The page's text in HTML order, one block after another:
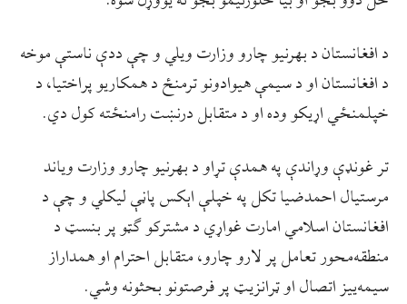
د افغانستان د بهرنیو چارو وزارت ویلي و چې ددې ناستې موخه
د افغانستان او د سیمې هیوادونو ترمنځ د همکاریو پراختیا، د
خپلمنځي اړیکو وده او د متقابل درنښت رامنځته کول دي.
تر غونډې وړاندې په همدې تړاو د بهرنیو چارو وزارت ویاند
مرستیال احمدضیا تکل په خپلې اېکس پاڼې لیکلي و چې د
افغانستان اسلامي امارت غواړي د مشترکو ګټو پر بنسټ د
منطقه‌محور تعامل پر لارو چارو، متقابل احترام او همداراز
سیمه‌ییز اتصال او ټرانزیټ پر فرصتونو بحثونه وشي.